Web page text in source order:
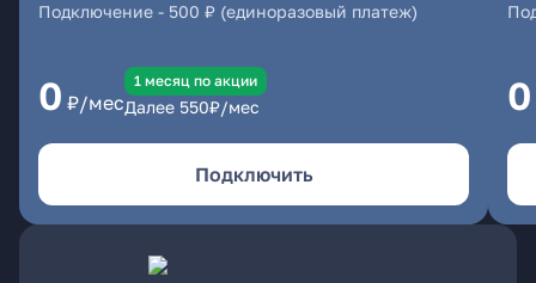
Подключение - 500 ₽ (единоразовый платеж)
0 ₽/мес
1 месяц по акции
Далее 550₽/мес
Подключить
0